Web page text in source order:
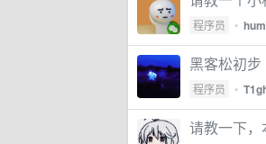
程序员 •
黑客松初步
程序员 •
请教一下，